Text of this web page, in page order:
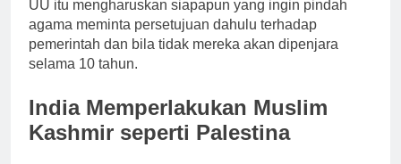
UU itu mengharuskan siapapun yang ingin pindah
agama meminta persetujuan dahulu terhadap
pemerintah dan bila tidak mereka akan dipenjara
selama 10 tahun.
India Memperlakukan Muslim
Kashmir seperti Palestina